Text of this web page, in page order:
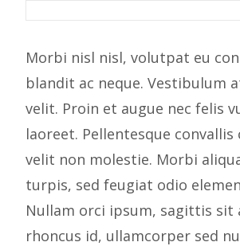
Morbi nisl nisl, volutpat eu
blandit ac neque. Vestibulum
velit. Proin et augue nec felis
laoreet. Pellentesque convallis
velit non molestie. Morbi
turpis, sed feugiat odio
Nullam orci ipsum, sagittis sit
rhoncus id, ullamcorper sed